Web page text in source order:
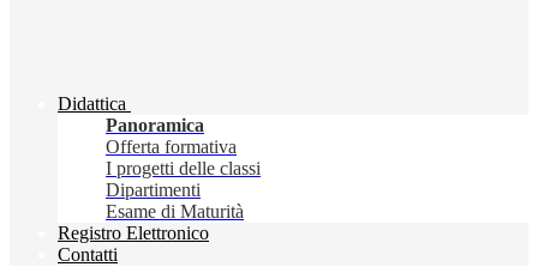
Didattica
Panoramica
Offerta formativa
I progetti delle classi
Dipartimenti
Esame di Maturità
Registro Elettronico
Contatti